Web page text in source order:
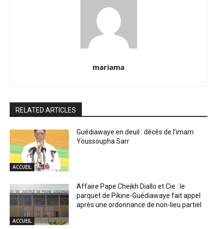
mariama
RELATED ARTICLES
ACCUEIL
Guédiawaye en deuil : décès de l’imam
Youssoupha Sarr
ACCUEIL
Affaire Pape Cheikh Diallo et Cie : le
parquet de Pikine-Guédiawaye fait appel
après une ordonnance de non-lieu partiel